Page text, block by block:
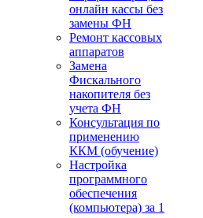
онлайн кассы без
замены ФН
Ремонт кассовых
аппаратов
Замена
Фискального
накопителя без
учета ФН
Консультация по
применению
ККМ (обучение)
Настройка
программного
обеспечения
(компьютера) за 1